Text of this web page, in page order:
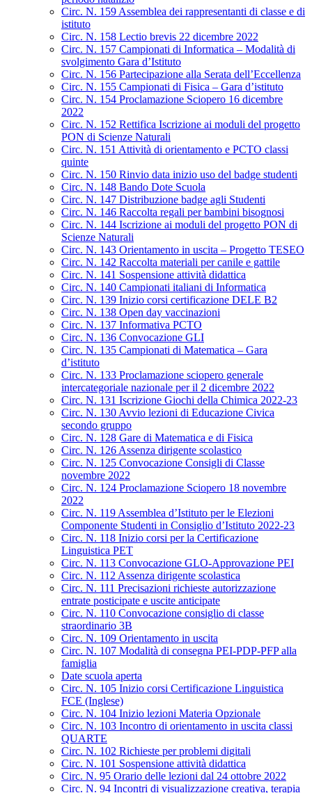
Circ. N. 159 Assemblea dei rappresentanti di classe e di
istituto
Circ. N. 158 Lectio brevis 22 dicembre 2022
Circ. N. 157 Campionati di Informatica – Modalità di
svolgimento Gara d’Istituto
Circ. N. 156 Partecipazione alla Serata dell’Eccellenza
Circ. N. 155 Campionati di Fisica – Gara d’istituto
Circ. N. 154 Proclamazione Sciopero 16 dicembre
2022
Circ. N. 152 Rettifica Iscrizione ai moduli del progetto
PON di Scienze Naturali
Circ. N. 151 Attività di orientamento e PCTO classi
quinte
Circ. N. 150 Rinvio data inizio uso del badge studenti
Circ. N. 148 Bando Dote Scuola
Circ. N. 147 Distribuzione badge agli Studenti
Circ. N. 146 Raccolta regali per bambini bisognosi
Circ. N. 144 Iscrizione ai moduli del progetto PON di
Scienze Naturali
Circ. N. 143 Orientamento in uscita – Progetto TESEO
Circ. N. 142 Raccolta materiali per canile e gattile
Circ. N. 141 Sospensione attività didattica
Circ. N. 140 Campionati italiani di Informatica
Circ. N. 139 Inizio corsi certificazione DELE B2
Circ. N. 138 Open day vaccinazioni
Circ. N. 137 Informativa PCTO
Circ. N. 136 Convocazione GLI
Circ. N. 135 Campionati di Matematica – Gara
d’istituto
Circ. N. 133 Proclamazione sciopero generale
intercategoriale nazionale per il 2 dicembre 2022
Circ. N. 131 Iscrizione Giochi della Chimica 2022-23
Circ. N. 130 Avvio lezioni di Educazione Civica
secondo gruppo
Circ. N. 128 Gare di Matematica e di Fisica
Circ. N. 126 Assenza dirigente scolastico
Circ. N. 125 Convocazione Consigli di Classe
novembre 2022
Circ. N. 124 Proclamazione Sciopero 18 novembre
2022
Circ. N. 119 Assemblea d’Istituto per le Elezioni
Componente Studenti in Consiglio d’Istituto 2022-23
Circ. N. 118 Inizio corsi per la Certificazione
Linguistica PET
Circ. N. 113 Convocazione GLO-Approvazione PEI
Circ. N. 112 Assenza dirigente scolastica
Circ. N. 111 Precisazioni richieste autorizzazione
entrate posticipate e uscite anticipate
Circ. N. 110 Convocazione consiglio di classe
straordinario 3B
Circ. N. 109 Orientamento in uscita
Circ. N. 107 Modalità di consegna PEI-PDP-PFP alla
famiglia
Date scuola aperta
Circ. N. 105 Inizio corsi Certificazione Linguistica
FCE (Inglese)
Circ. N. 104 Inizio lezioni Materia Opzionale
Circ. N. 103 Incontro di orientamento in uscita classi
QUARTE
Circ. N. 102 Richieste per problemi digitali
Circ. N. 101 Sospensione attività didattica
Circ. N. 95 Orario delle lezioni dal 24 ottobre 2022
Circ. N. 94 Incontri di visualizzazione creativa, terapia